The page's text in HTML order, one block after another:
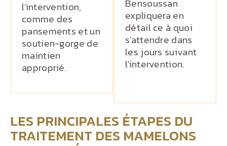
l'intervention,
comme des
pansements et un
soutien-gorge de
maintien
approprié.
Bensoussan
expliquera en
détail ce à quoi
s'attendre dans
les jours suivant
l'intervention.
LES PRINCIPALES ÉTAPES DU
TRAITEMENT DES MAMELONS